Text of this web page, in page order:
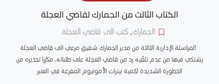
الكتاب الثالث من الجمارك لقاضي العجلة
الجمارك, كتب الى قاضي العجلة
المراسلة الإدارية الثالثة من مدير الجمارك شفيق مرعي الى قاضي العجلة
يشتكي فيها من عدم تلقّيه رد من قاضي العجلة على طلباته، مكرّرا تحذيره من
الخطورة الشديدة لكمية نيترات الأمونيوم المفرغة في العنبر